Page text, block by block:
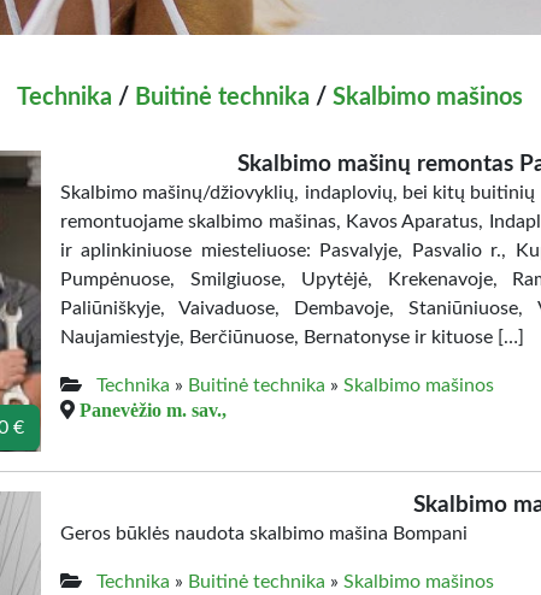
Technika / Buitinė technika / Skalbimo mašinos
€
Skalbimo mašinų remontas
Skalbimo mašinų/džiovyklių, indaplovių, bei kitų
remontuojame skalbimo mašinas, Kavos Aparatus,
ir aplinkiniuose miesteliuose: Pasvalyje, Pasvalio r.,
Pumpėnuose, Smilgiuose, Upytėjė, Krekenavoje,
Paliūniškyje, Vaivaduose, Dembavoje, Staniūniuose,
Naujamiestyje, Berčiūnuose, Bernatonyse ir kituose […]
Technika » Buitinė technika » Skalbimo mašinos
Panevėžio m. sav.,
Skalbimo
Geros būklės naudota skalbimo mašina Bompani
Technika » Buitinė technika » Skalbimo mašinos